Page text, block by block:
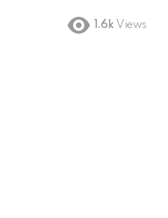
1.6k Views